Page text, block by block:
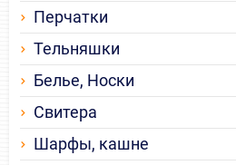
Перчатки
Тельняшки
Белье, Носки
Свитера
Шарфы, кашне